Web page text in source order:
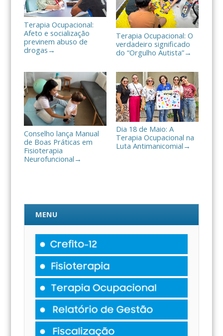
Terapia Ocupacional:
Afeto e socialização
previnem abuso de
drogas →
Terapia Ocupacional: O
verdadeiro significado
do “Orgulho Autista”→
Conselho lança Manual
de Boas Práticas em
Fisioterapia
Neurofuncional →
Dia 18 de Maio: A
Terapia Ocupacional na
Luta Antimanicomial →
MENU